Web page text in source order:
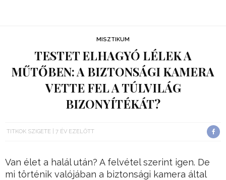
MISZTIKUM
TESTET ELHAGYÓ LÉLEK A
MŰTŐBEN: A BIZTONSÁGI KAMERA
VETTE FEL A TÚLVILÁG
BIZONYÍTÉKÁT?
TITKOK SZIGETE 7 ÉV EZELŐTT
Van élet a halál után? A felvétel szerint igen. De
mi történik valójában a biztonsági kamera által